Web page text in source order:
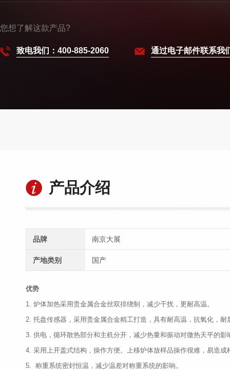
您想了解这款产品?
致电我们：400-885-2060 通过电子邮件联系我
产品介绍
品牌 南京大展
产地类别 国产
优势
1. 炉体加热采用贵金属合金丝双排绕制，减少干扰，更耐高温。
2. 托盘传感器，采用贵金属合金精工打造，具有耐高温，抗氧化，耐
3. 供电，循环散热部分和主机分开，减少热量和振动对微热天平的影
4. 采用上开盖式结构，操作方便。上移炉体放样品操作很难，易造成
5. 称重系统密封恒温，减少温差对称重系统的影响。